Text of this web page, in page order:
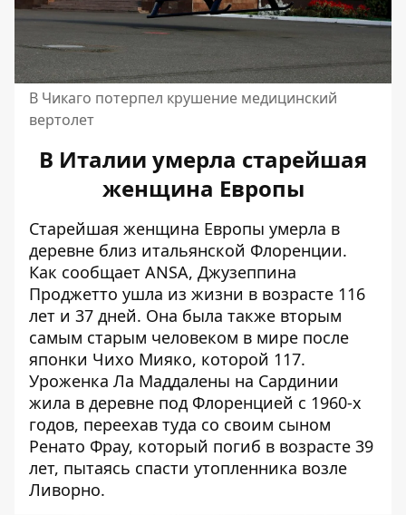
В Чикаго потерпел крушение медицинский
вертолет
В Италии умерла старейшая
женщина Европы
Старейшая женщина Европы умерла в
деревне близ итальянской Флоренции.
Как сообщает ANSA, Джузеппина
Проджетто ушла из жизни в возрасте 116
лет и 37 дней. Она была также вторым
самым старым человеком в мире после
японки Чихо Мияко, которой 117.
Уроженка Ла Маддалены на Сардинии
жила в деревне под Флоренцией с 1960-х
годов, переехав туда со своим сыном
Ренато Фрау, который погиб в возрасте 39
лет, пытаясь спасти утопленника возле
Ливорно.